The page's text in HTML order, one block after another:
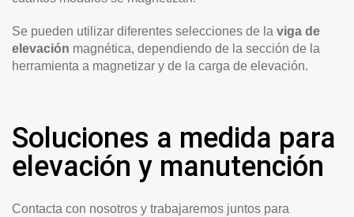
Se pueden utilizar diferentes selecciones de la viga de
elevación magnética, dependiendo de la sección de la
herramienta a magnetizar y de la carga de elevación.
Soluciones a medida para
elevación y manutención
Contacta con nosotros y trabajaremos juntos para